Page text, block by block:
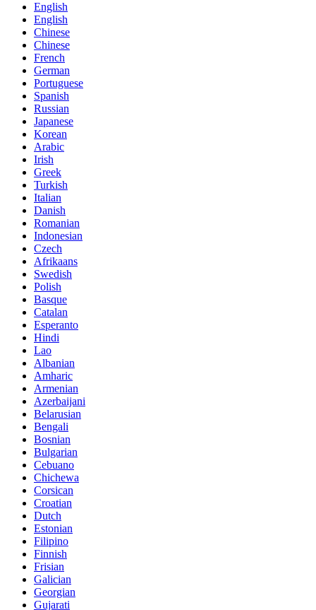
English
English
Chinese
Chinese
French
German
Portuguese
Spanish
Russian
Japanese
Korean
Arabic
Irish
Greek
Turkish
Italian
Danish
Romanian
Indonesian
Czech
Afrikaans
Swedish
Polish
Basque
Catalan
Esperanto
Hindi
Lao
Albanian
Amharic
Armenian
Azerbaijani
Belarusian
Bengali
Bosnian
Bulgarian
Cebuano
Chichewa
Corsican
Croatian
Dutch
Estonian
Filipino
Finnish
Frisian
Galician
Georgian
Gujarati